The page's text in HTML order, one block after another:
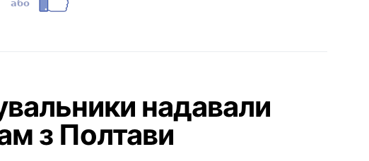
надавали
з Полтави